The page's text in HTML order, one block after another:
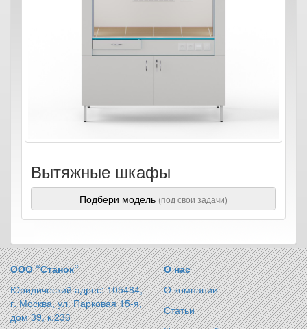
Вытяжные шкафы
Подбери модель (под свои задачи)
ООО “Станок“
Юридический адрес: 105484,
г. Москва, ул. Парковая 15-я,
дом 39, к.236
О нас
О компании
Статьи